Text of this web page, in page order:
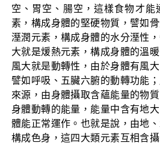
空、胃空、腸空，這樣食物才能
素，構成身體的堅硬物質，譬如
溼潤元素，構成身體的水分溼性
大就是煖熱元素，構成身體的溫
風大就是動轉性，由於身體有風
譬如呼吸、五臟六腑的動轉功能
來源，由身體攝取含蘊能量的物
身體動轉的能量，能量中含有地
體能正常運作。也就是說，由地
構成色身，這四大類元素互相含